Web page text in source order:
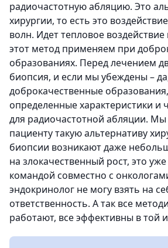
радиочастотную абляцию. Это
хирургии, то есть это
волн. Идет тепловое
этот метод применяем при
образованиях. Перед лечением
биопсия, и если мы убеждены –
доброкачественные
определенные характеристики и
для радиочастотной абляции. Мы
пациенту такую альтернативу
биопсии возникают даже
на злокачественный рост, это
командой совместно с
эндокринолог не могу взять на
ответственность. А так все
работают, все эффективны в той